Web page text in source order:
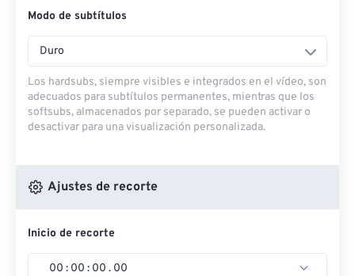
Modo de subtítulos
Duro
Los hardsubs, siempre visibles e integrados en el vídeo, son
adecuados para subtítulos permanentes, mientras que los
softsubs, almacenados por separado, se pueden activar o
desactivar para una visualización personalizada.
Ajustes de recorte
Inicio de recorte
00 : 00 : 00 . 00